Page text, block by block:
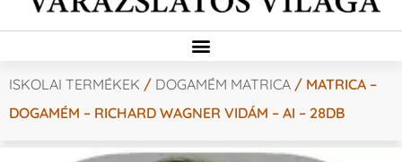
ISKOLAI TERMÉKEK / DOGAMÉM MATRICA / MATRICA –
DOGAMÉM – RICHARD WAGNER VIDÁM – AI – 28DB